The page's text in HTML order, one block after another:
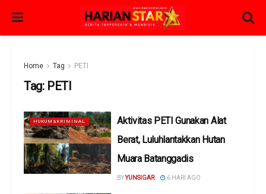
Home Tag PETI
Tag: PETI
HUKUM&KRIMINAL
Aktivitas PETI Gunakan Alat
Berat, Luluhlantakkan Hutan
Muara Batanggadis
BYYUNSIGAR 6 HARI AGO